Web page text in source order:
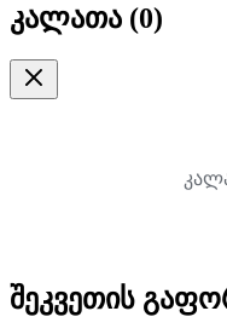
კალათა (0)
შეკვეთის